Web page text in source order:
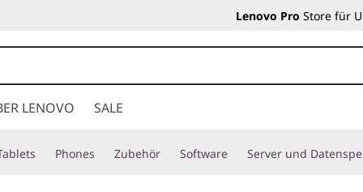
Lenovo Pro Store für
LENOVO SALE
Phones Zubehör Software Server und